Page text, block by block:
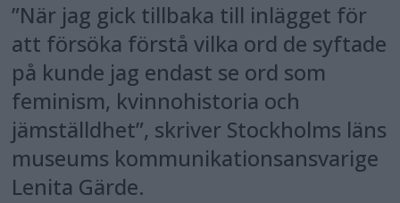
”När jag gick tillbaka till inlägget för
att försöka förstå vilka ord de syftade
på kunde jag endast se ord som
feminism, kvinnohistoria och
jämställdhet”, skriver Stockholms läns
museums kommunikationsansvarige
Lenita Gärde.